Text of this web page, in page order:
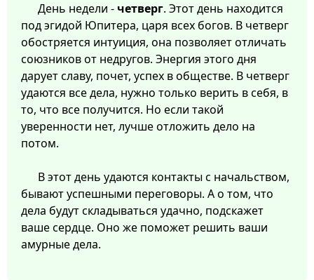
День недели - четверг. Этот день находится
под эгидой Юпитера, царя всех богов. В четверг
обостряется интуиция, она позволяет отличать
союзников от недругов. Энергия этого дня
дарует славу, почет, успех в обществе. В четверг
удаются все дела, нужно только верить в себя, в
то, что все получится. Но если такой
уверенности нет, лучше отложить дело на
потом.
В этот день удаются контакты с начальством,
бывают успешными переговоры. А о том, что
дела будут складываться удачно, подскажет
ваше сердце. Оно же поможет решить ваши
амурные дела.